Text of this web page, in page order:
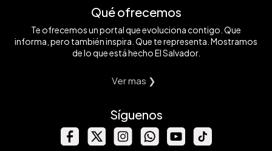
Qué ofrecemos
Te ofrecemos un portal que evoluciona contigo. Que
informa, pero también inspira. Que te representa. Mostramos
de lo que está hecho El Salvador.
Ver mas ❯
Síguenos